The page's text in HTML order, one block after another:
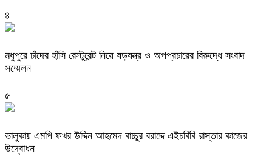
৪
মধুপুরে চাঁদের হাঁসি রেস্টুরেন্ট নিয়ে ষড়যন্ত্র ও অপপ্রচারের বিরুদ্ধে সংবাদ
সম্মেলন
৫
ভালুকায় এমপি ফখর উদ্দিন আহমেদ বাচ্চুর বরাদ্দে এইচবিবি রাস্তার কাজের
উদ্বোধন